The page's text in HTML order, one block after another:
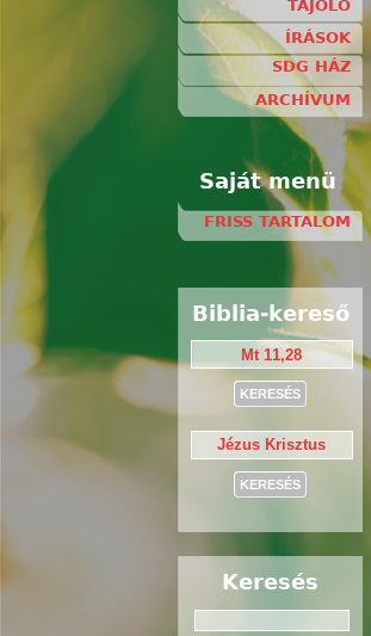
TÁJOLÓ
ÍRÁSOK
SDG HÁZ
ARCHÍVUM
Saját menü
FRISS TARTALOM
Biblia-kereső
Keresés